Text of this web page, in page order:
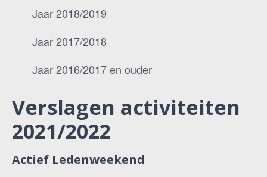
Jaar 2018/2019
Jaar 2017/2018
Jaar 2016/2017 en ouder
Verslagen activiteiten
2021/2022
Actief Ledenweekend